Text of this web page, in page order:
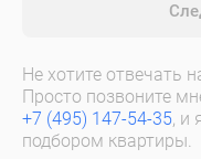
Не хотите отвечать
Просто позвоните
+7 (495) 147-54-35, и
подбором квартиры.